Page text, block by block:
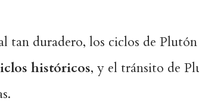
tan duradero, los ciclos de
históricos, y el tránsito de